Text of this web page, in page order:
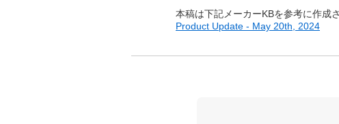
本稿は下記メーカーKBを参考に作成
Product Update - May 20th, 2024